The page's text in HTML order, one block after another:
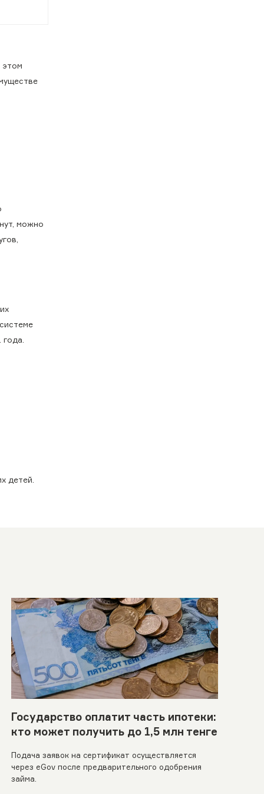
этом
можно
детей.
Государство оплатит часть ипотеки:
кто может получить до 1,5 млн тенге
Подача заявок на сертификат осуществляется
через eGov после предварительного одобрения
займа.